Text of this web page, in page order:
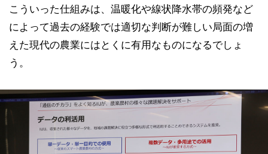
こういった仕組みは、温暖化や線状降水帯の頻発など
によって過去の経験では適切な判断が難しい局面の増
えた現代の農業にはとくに有用なものになるでしょ
う。